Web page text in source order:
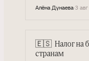
Алёна Дунаева·3
🇪🇸 Налог на
странам